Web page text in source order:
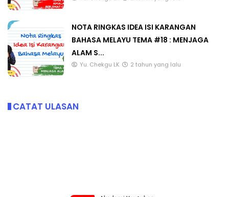
NOTA RINGKAS IDEA ISI KARANGAN
BAHASA MELAYU TEMA #18 : MENJAGA
ALAM S...
Yu. Chekgu LK 2 tahun yang lalu
CATAT ULASAN